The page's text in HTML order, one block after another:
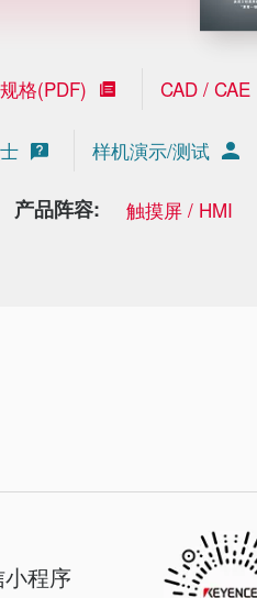
格(PDF) CAD / CAE
样机演示/测试
产品阵容: 触摸屏 / HMI
程序